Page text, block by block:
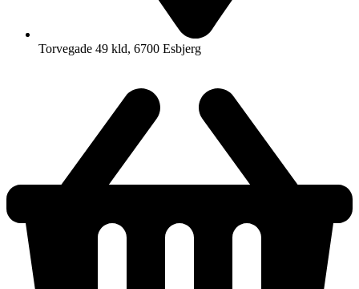
Torvegade 49 kld, 6700 Esbjerg